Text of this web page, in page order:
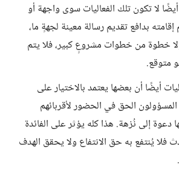
لا تكون تلك الفعاليات سوى واجهة أو
بدافع تقديم رسالة معينة لجهةٍ ما،
إلا خطوة من خطوات مشروعٍ كبير، فلا يتم
متوقع.
أيضًا أن بعضها يعتمد بالاختيار على
الحق في الحضور لأقربائهم
دعوة إلى نُزهة. هذا كله يؤثر على الفائدة
فلا يُنتفع به حق الانتفاع ولا يحقق الهدف